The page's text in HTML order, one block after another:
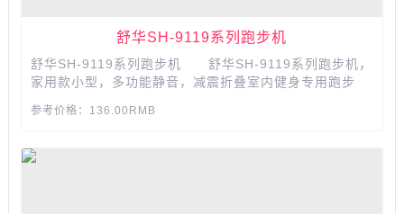
舒华SH-9119系列跑步机
舒华SH-9119系列跑步机 舒华SH-9119系列跑步机，
家用款小型，多功能静音，减震折叠室内健身专用跑步
参考价格：136.00RMB